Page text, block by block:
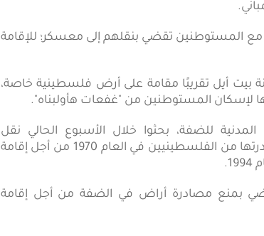
مع المستوطنين تقضي بنقلهم إلى معسكر؛ للإقامة
أيل تقريبًا مقامة على أرض فلسطينية خاصة،
لإسكان المستوطنين من "غفعات هأولبناه".
للضفة، بحثوا خلال الأسبوع الحالي نقل
المستوطنين إلى معسكر مؤقت على 11 دونمًا تمت مصادرتها من الفلسطينيين في العام 1970 من أجل إقامة
المحكمة العليا أصدرت قرارًا في العام 1979 يقضي بمنع مصادرة أراض في الضفة من أجل إقامة